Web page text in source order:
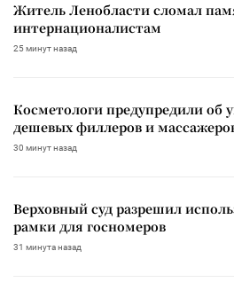
Житель Ленобласти сломал
интернационалистам
25 минут назад
Косметологи предупредили об
дешевых филлеров и
30 минут назад
Верховный суд разрешил
рамки для госномеров
31 минута назад